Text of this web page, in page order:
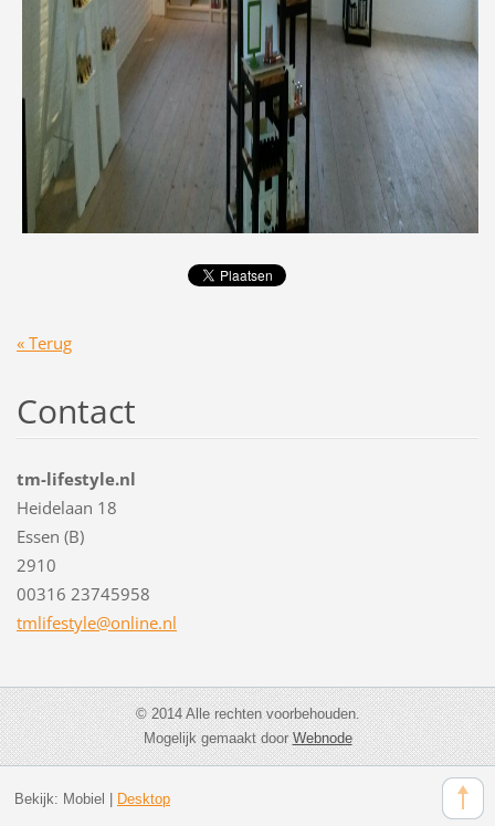
« Terug
Contact
tm-lifestyle.nl
Heidelaan 18
Essen (B)
2910
00316 23745958
tmlifestyle@online.nl
© 2014 Alle rechten voorbehouden.
Mogelijk gemaakt doorWebnode
Bekijk: Mobiel Desktop